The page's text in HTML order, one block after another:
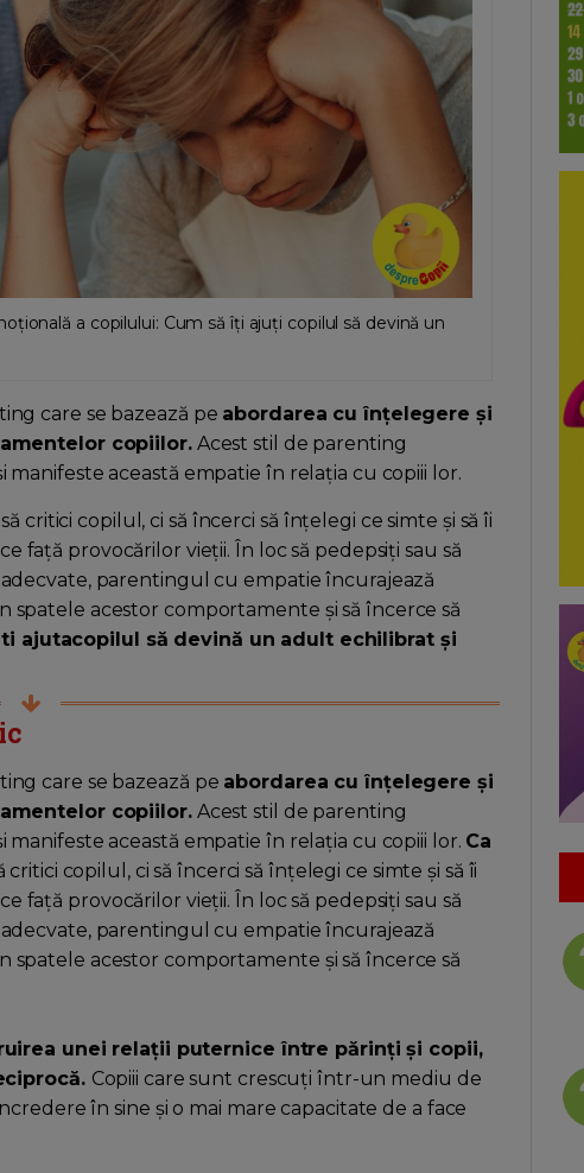
a copilului: Cum să îți ajuți copilul să devină un
care se bazează pe abordarea cu înțelegere și
copiilor.Acest stil de parenting
manifeste această empatie în relația cu copiii lor.
critici copilul, ci să încerci să înțelegi ce simte și să îi
față provocărilor vieții. În loc să pedepsiți sau să
parentingul cu empatie încurajează
spatele acestor comportamente și să încerce să
ti ajutacopilul să devină un adult echilibrat și
care se bazează pe abordarea cu înțelegere și
copiilor.Acest stil de parenting
manifeste această empatie în relația cu copiii lor. Ca
copilul, ci să încerci să înțelegi ce simte și să îi
față provocărilor vieții. În loc să pedepsiți sau să
parentingul cu empatie încurajează
spatele acestor comportamente și să încerce să
unei relații puternice între părinți și copii,
Copiii care sunt crescuți într-un mediu de
în sine și o mai mare capacitate de a face